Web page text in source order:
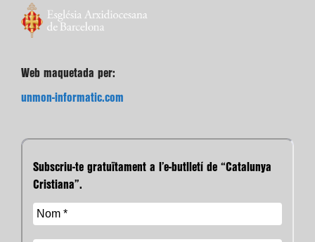
Web maquetada per:
unmon-informatic.com
Subscriu-te gratuïtament a l’e-butlletí de “Catalunya
Cristiana”.